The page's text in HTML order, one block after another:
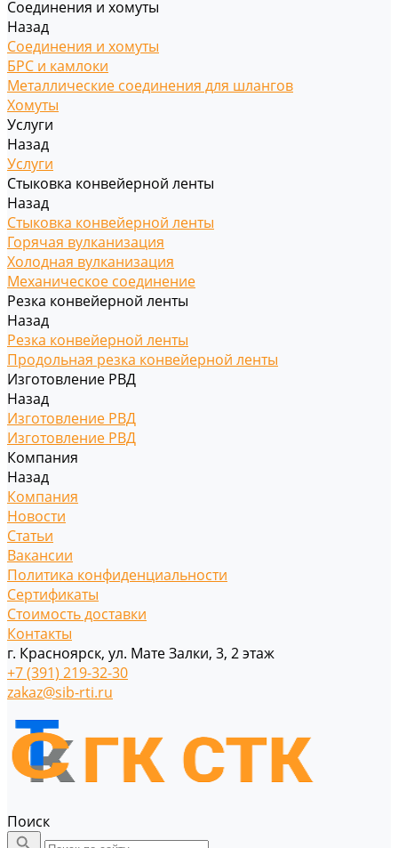
Соединения и хомуты
Назад
Соединения и хомуты
БРС и камлоки
Металлические соединения для шлангов
Хомуты
Услуги
Назад
Услуги
Стыковка конвейерной ленты
Назад
Стыковка конвейерной ленты
Горячая вулканизация
Холодная вулканизация
Механическое соединение
Резка конвейерной ленты
Назад
Резка конвейерной ленты
Продольная резка конвейерной ленты
Изготовление РВД
Назад
Изготовление РВД
Изготовление РВД
Компания
Назад
Компания
Новости
Статьи
Вакансии
Политика конфиденциальности
Сертификаты
Стоимость доставки
Контакты
г. Красноярск, ул. Мате Залки, 3, 2 этаж
+7 (391) 219-32-30
zakaz@sib-rti.ru
Поиск